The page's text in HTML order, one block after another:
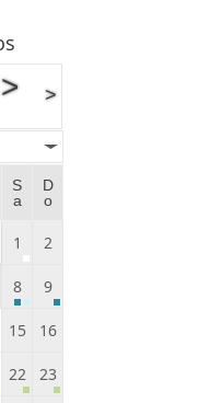
> >
S
a
D
o
1 2
8 9
15 16
22 23